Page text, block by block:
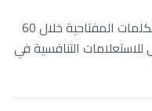
أغلب العملاء يرون تحرّكًا واضحًا في الكلمات المفتاحية خلال 60
للاستعلامات التنافسية في